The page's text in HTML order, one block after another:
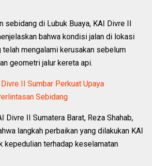
sebidang di Lubuk Buaya, KAI Divre II
bahwa kondisi jalan di lokasi
mengalami kerusakan sebelum
geometri jalur kereta api.
II Sumbar Perkuat Upaya
Sebidang
Divre II Sumatera Barat, Reza Shahab,
langkah perbaikan yang dilakukan KAI
kepedulian terhadap keselamatan